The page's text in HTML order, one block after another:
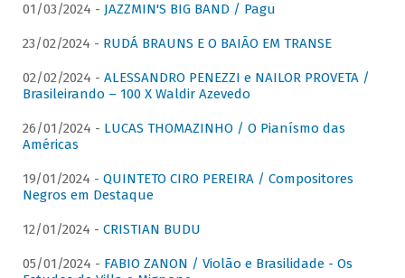
01/03/2024 - JAZZMIN'S BIG BAND / Pagu
23/02/2024 - RUDÁ BRAUNS E O BAIÃO EM TRANSE
02/02/2024 - ALESSANDRO PENEZZI e NAILOR PROVETA /
Brasileirando – 100 X Waldir Azevedo
26/01/2024 - LUCAS THOMAZINHO / O Pianísmo das
Américas
19/01/2024 - QUINTETO CIRO PEREIRA / Compositores
Negros em Destaque
12/01/2024 - CRISTIAN BUDU
05/01/2024 - FABIO ZANON / Violão e Brasilidade - Os